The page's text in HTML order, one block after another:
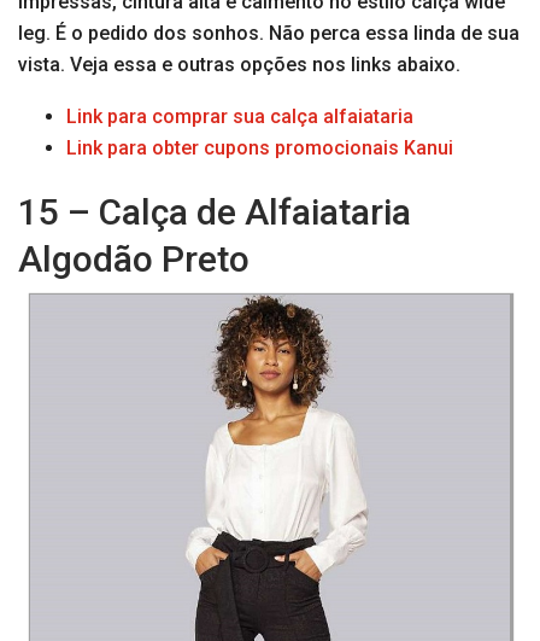
leg. É o pedido dos sonhos. Não perca essa linda de sua
vista. Veja essa e outras opções nos links abaixo.
Link para comprar sua calça alfaiataria
Link para obter cupons promocionais Kanui
15 – Calça de Alfaiataria
Algodão Preto